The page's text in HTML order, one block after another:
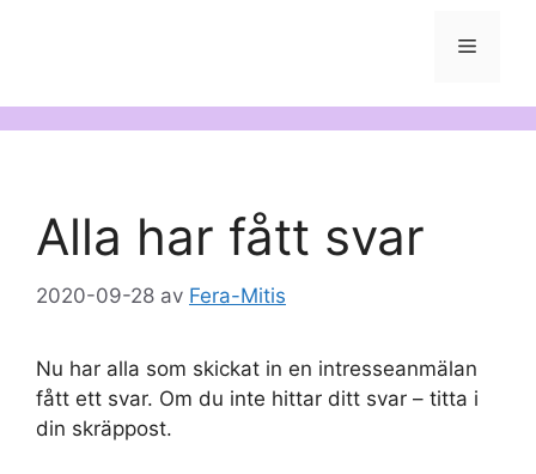
Meny
Alla har fått svar
2020-09-28 av Fera-Mitis
Nu har alla som skickat in en intresseanmälan
fått ett svar. Om du inte hittar ditt svar – titta i
din skräppost.